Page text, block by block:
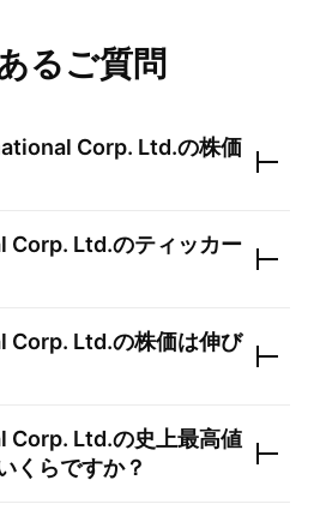
るご質問
Corp. Ltd.の株価
Corp. Ltd.のティッカー
Corp. Ltd.の株価は伸び
Corp. Ltd.の史上最高値
くらですか？